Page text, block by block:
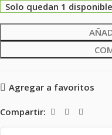
Solo quedan 1
Agregar a favoritos
Compartir: